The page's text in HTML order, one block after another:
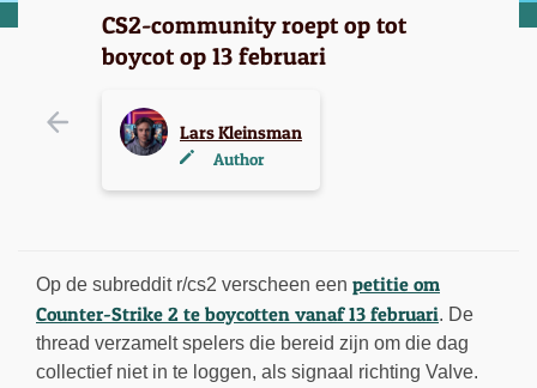
CS2-community roept op tot
boycot op 13 februari
Lars Kleinsman
Author
Op de subreddit r/cs2 verscheen een petitie om
Counter-Strike 2 te boycotten vanaf 13 februari. De
thread verzamelt spelers die bereid zijn om die dag
collectief niet in te loggen, als signaal richting Valve.